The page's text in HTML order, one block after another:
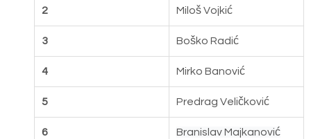
2 Miloš Vojkić
3 Boško Radić
4 Mirko Banović
5 Predrag Veličković
6 Branislav Majkanović